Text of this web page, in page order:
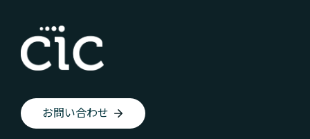
お問い合わせ